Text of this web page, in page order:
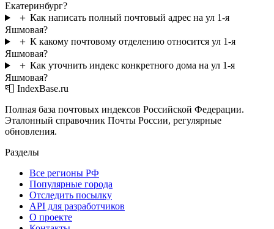
Екатеринбург?
＋ Как написать полный почтовый адрес на ул 1-я
Яшмовая?
＋ К какому почтовому отделению относится ул 1-я
Яшмовая?
＋ Как уточнить индекс конкретного дома на ул 1-я
Яшмовая?
📮 IndexBase.ru
Полная база почтовых индексов Российской Федерации.
Эталонный справочник Почты России, регулярные
обновления.
Разделы
Все регионы РФ
Популярные города
Отследить посылку
API для разработчиков
О проекте